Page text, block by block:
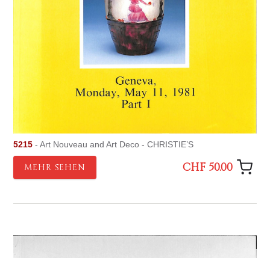
5215 - Art Nouveau and Art Deco - CHRISTIE’S
MEHR SEHEN CHF 50.00